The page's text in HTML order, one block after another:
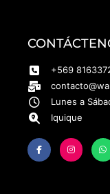
+569
Lunes a
Iquique